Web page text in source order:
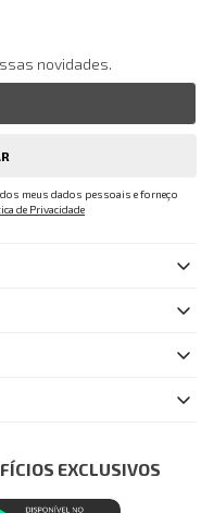
novidades.
meus dados pessoais e forneço
de Privacidade
EXCLUSIVOS